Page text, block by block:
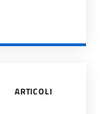
ARTICOLI